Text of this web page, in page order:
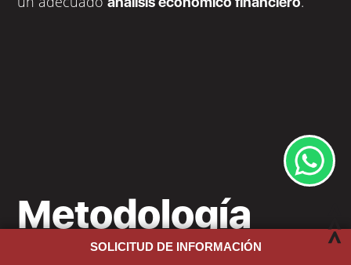
Metodología
SOLICITUD DE INFORMACIÓN